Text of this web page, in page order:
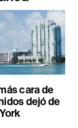
cara de
dejó de